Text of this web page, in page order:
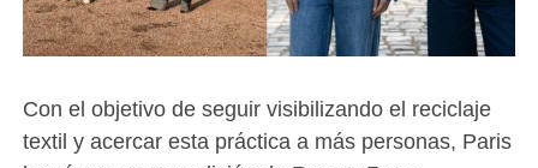
Con el objetivo de seguir visibilizando el reciclaje
textil y acercar esta práctica a más personas, Paris